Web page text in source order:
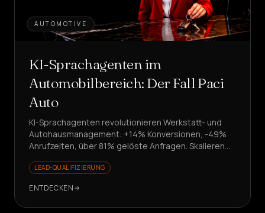
AUTOMOTIVE
KI-Sprachagenten im
Automobilbereich: Der Fall Paci
Auto
KI-Sprachagenten revolutionieren Werkstatt- und
Autohausmanagement: +14% Konversionen, -49%
Anrufzeiten, über 81% gelöste Anfragen. Skalieren
LEAD-QUALIFIZIERUNG
ENTDECKEN